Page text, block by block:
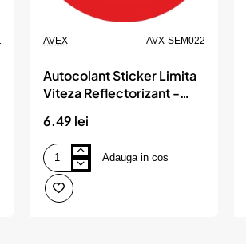
AVEX AVX-SEM022
Autocolant Sticker Limita
Viteza Reflectorizant -
6.49 lei
Autocolant
Sticker
Limita
Viteza
Adauga in cos